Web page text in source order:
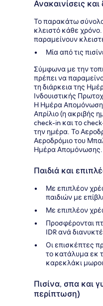
Ανακαινίσεις
Το παρακάτω
κλειστό κάθε
παραμείνουν
Μία από τις
Σύμφωνα με την
πρέπει να
τη διάρκεια της
Ινδουιστικής
Η Ημέρα
Απρίλιο (η ακριβής
check-in και το
την ημέρα. Το
Αεροδρόμιο του
Ημέρα Απομόνωσης.
Παιδιά και
Με επιπλέον
παιδιών με
Με επιπλέον
Προσφέρονται
IDR ανά
Οι επισκέπτες
το κατάλυμα εκ
καρεκλάκι
Πισίνα, σπα και
περίπτωση)